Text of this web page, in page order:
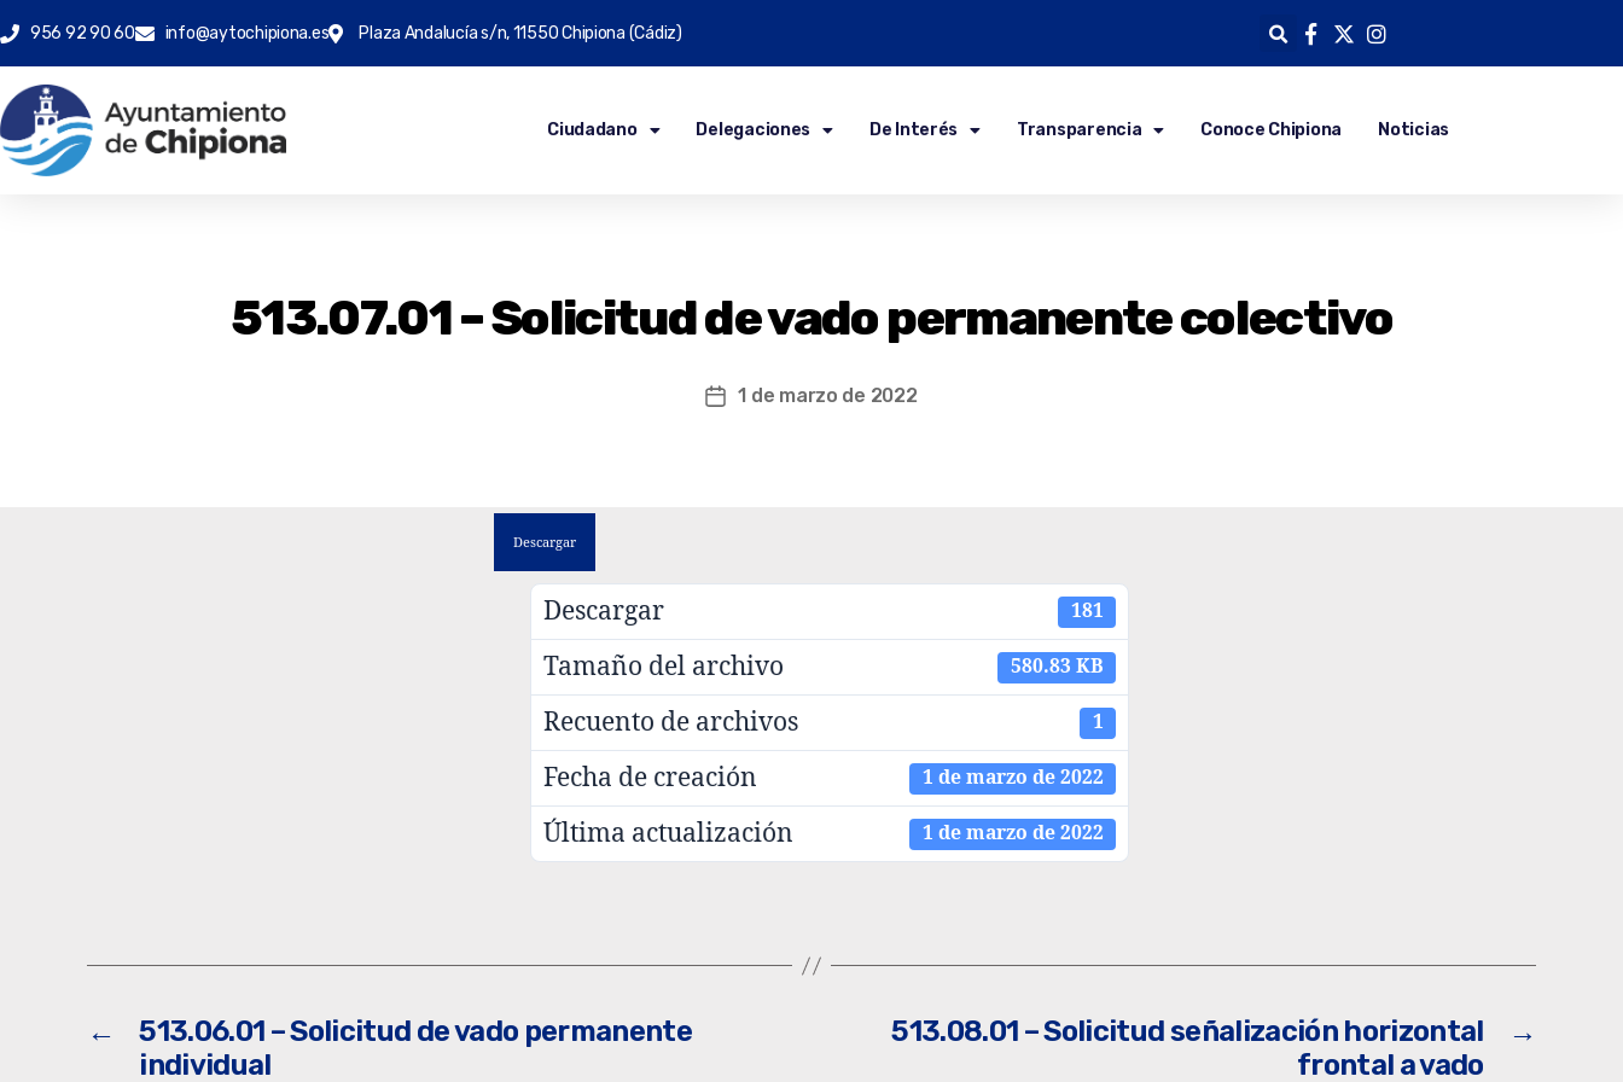
956 92 90 60 info@aytochipiona.es Plaza Andalucía s/n, 11550 Chipiona (Cádiz)
Ciudadano Delegaciones De Interés Transparencia Conoce Chipiona Noticias
513.07.01 – Solicitud de vado permanente colectivo
1 de marzo de 2022
Descargar
Descargar 181
Tamaño del archivo 580.83 KB
Recuento de archivos 1
Fecha de creación 1 de marzo de 2022
Última actualización 1 de marzo de 2022
←
513.06.01 – Solicitud de vado permanente
individual
→
513.08.01 – Solicitud señalización horizontal
frontal a vado